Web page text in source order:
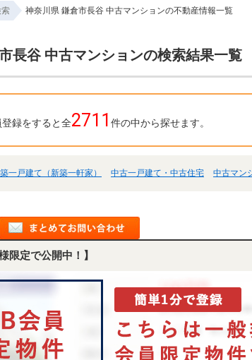
神奈川県 鎌倉市長谷 中古マンションの不動産情報一覧
長谷 中古マンションの検索結果一覧
登録をすると全2711 件の中から探せます。
一戸建て（新築一軒家） 中古一戸建て・中古住宅 中古マン
限定で公開中！】